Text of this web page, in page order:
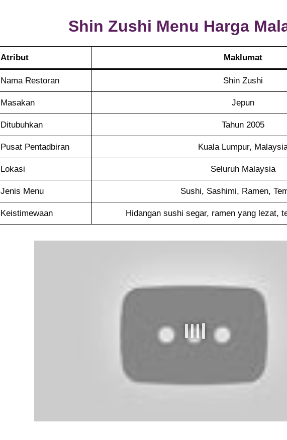
Shin Zushi Menu Harga
Atribut Maklumat
Nama Restoran Shin Zushi
Masakan Jepun
Ditubuhkan Tahun 2005
Pusat Pentadbiran Kuala Lumpur,
Lokasi Seluruh Malaysia
Jenis Menu Sushi, Sashimi, Ramen,
Keistimewaan Hidangan sushi segar, ramen yang lezat,